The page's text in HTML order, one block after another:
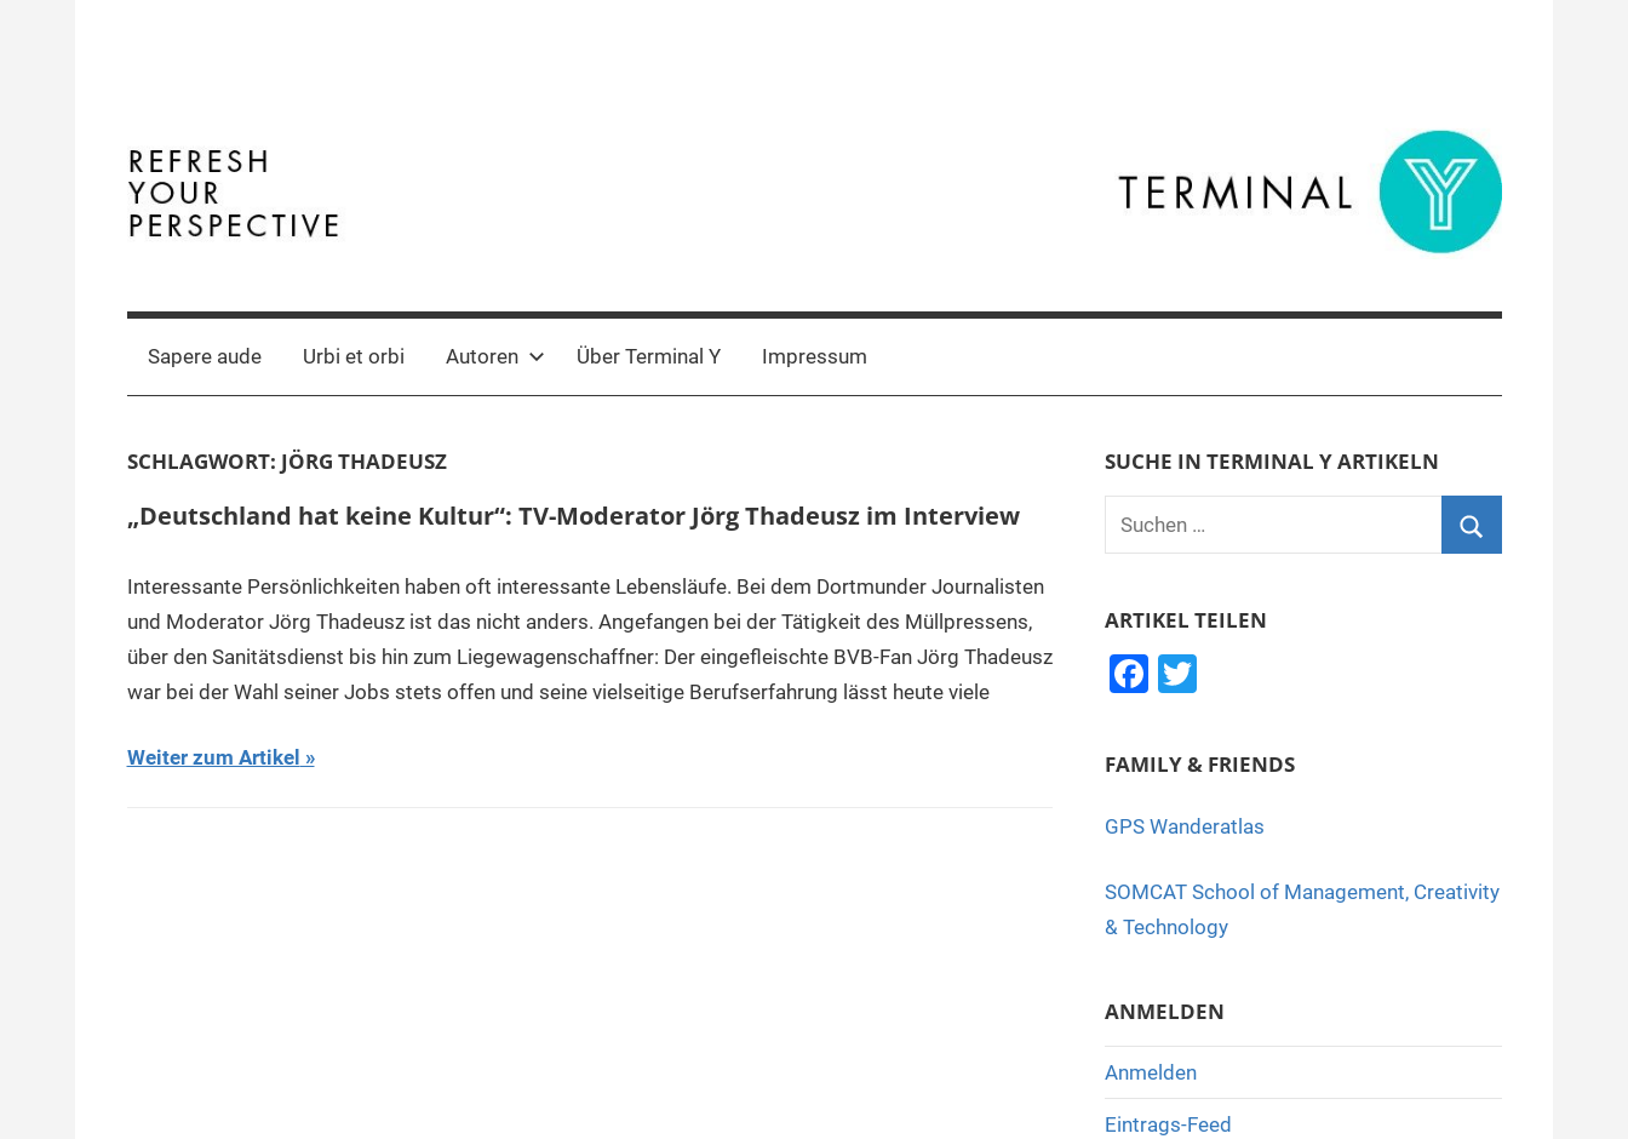
Terminal
Y
Digital
Business
Sapere aude Urbi et orbi Autoren Über Terminal Y Impressum
SCHLAGWORT: JÖRG THADEUSZ
„Deutschland hat keine Kultur“: TV-Moderator Jörg Thadeusz im Interview
Interessante Persönlichkeiten haben oft interessante Lebensläufe. Bei dem Dortmunder Journalisten
und Moderator Jörg Thadeusz ist das nicht anders. Angefangen bei der Tätigkeit des Müllpressens,
über den Sanitätsdienst bis hin zum Liegewagenschaffner: Der eingefleischte BVB-Fan Jörg Thadeusz
war bei der Wahl seiner Jobs stets offen und seine vielseitige Berufserfahrung lässt heute viele
Weiter zum Artikel
SUCHE IN TERMINAL Y ARTIKELN
Suchen
nach:
ARTIKEL TEILEN
F
c
b
o
k
T
tt
FAMILY & FRIENDS
GPS Wanderatlas
SOMCAT School of Management, Creativity
& Technology
ANMELDEN
Anmelden
Eintrags-Feed